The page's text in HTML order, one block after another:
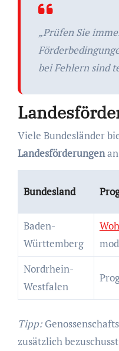
„Prüfen Sie
bei Fehlern sind
Viele Bundesländer
Landesförderungen
Bundesland
Baden-
Württemberg
Nordrhein-
Westfalen
Tipp:
zusätzlich